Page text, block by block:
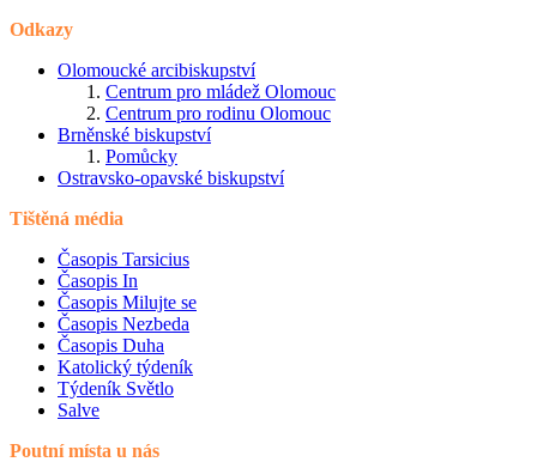
Odkazy
Olomoucké arcibiskupství
Centrum pro mládež Olomouc
Centrum pro rodinu Olomouc
Brněnské biskupství
Pomůcky
Ostravsko-opavské biskupství
Tištěná média
Časopis Tarsicius
Časopis In
Časopis Milujte se
Časopis Nezbeda
Časopis Duha
Katolický týdeník
Týdeník Světlo
Salve
Poutní místa u nás